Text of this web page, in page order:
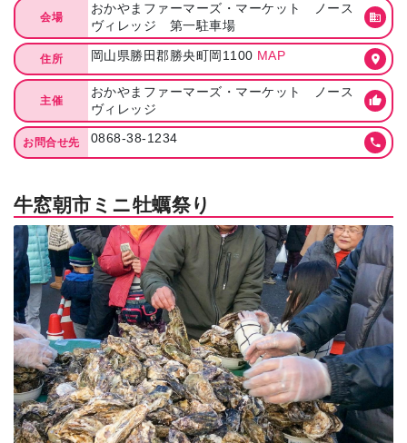
会場
おかやまファーマーズ・マーケット ノース
ヴィレッジ 第一駐車場
住所 岡山県勝田郡勝央町岡1100 MAP
主催
おかやまファーマーズ・マーケット ノース
ヴィレッジ
お問合せ先 0868-38-1234
牛窓朝市ミニ牡蠣祭り